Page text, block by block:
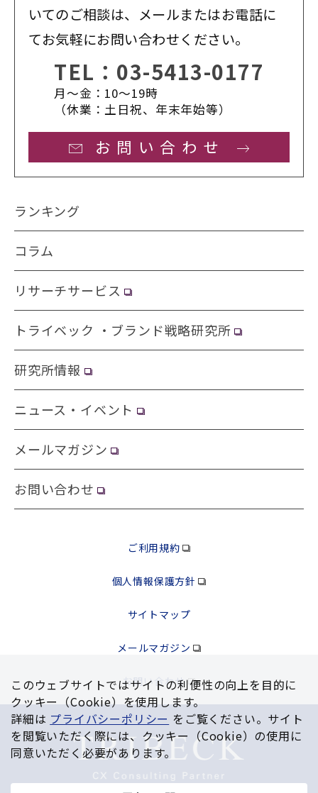
いてのご相談は、メールまたはお電話に
てお気軽にお問い合わせください。
TEL： 03-5413-0177
月〜金：10〜19時
（休業：土日祝、年末年始等）
お問い合わせ
ランキング
コラム
リサーチサービス
トライベック ・ブランド戦略研究所
研究所情報
ニュース・イベント
メールマガジン
お問い合わせ
ご利用規約
個人情報保護方針
サイトマップ
メールマガジン
お問い合わせ
このウェブサイトではサイトの利便性の向上を⽬的に
クッキー（Cookie）を使⽤します。
詳細は プライバシーポリシー をご覧ください。サイト
を閲覧いただく際には、クッキー（Cookie）の使⽤に
同意いただく必要があります。